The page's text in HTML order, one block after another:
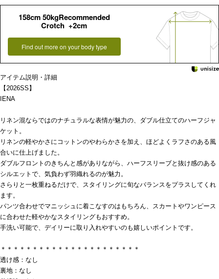
158cm 50kgRecommended
Crotch +2cm
Find out more on your body type
アイテム説明・詳細
【2026SS】
IENA
リネン混ならではのナチュラルな表情が魅力の、ダブル仕立てのハーフジャ
ケット。
リネンの軽やかさにコットンのやわらかさを加え、ほどよくラフさのある風
合いに仕上げました。
ダブルフロントのきちんと感がありながら、ハーフスリーブと抜け感のある
シルエットで、気負わず羽織れるのが魅力。
さらりと一枚重ねるだけで、スタイリングに旬なバランスをプラスしてくれ
ます。
パンツ合わせでマニッシュに着こなすのはもちろん、スカートやワンピース
に合わせた軽やかなスタイリングもおすすめ。
手洗い可能で、デイリーに取り入れやすいのも嬉しいポイントです。
＊＊＊＊＊＊＊＊＊＊＊＊＊＊＊＊＊＊＊＊＊＊
透け感：なし
裏地：なし